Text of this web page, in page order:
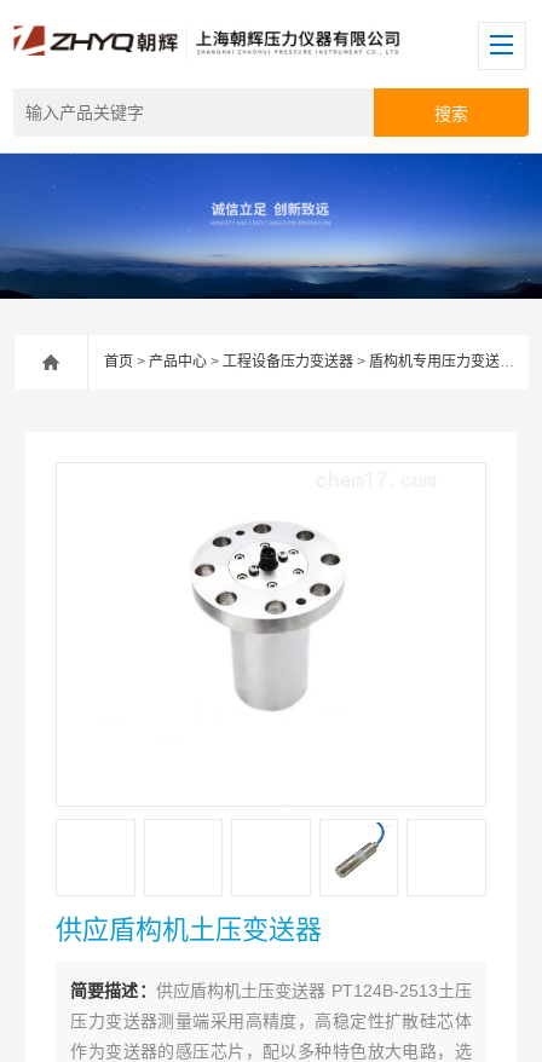
首页 >产品中心 >工程设备压力变送器 > 盾构机专用压力变送器
供应盾构机土压变送器
简要描述： 供应盾构机土压变送器 PT124B-2513土压
压力变送器测量端采用高精度，高稳定性扩散硅芯体
作为变送器的感压芯片，配以多种特色放大电路，选